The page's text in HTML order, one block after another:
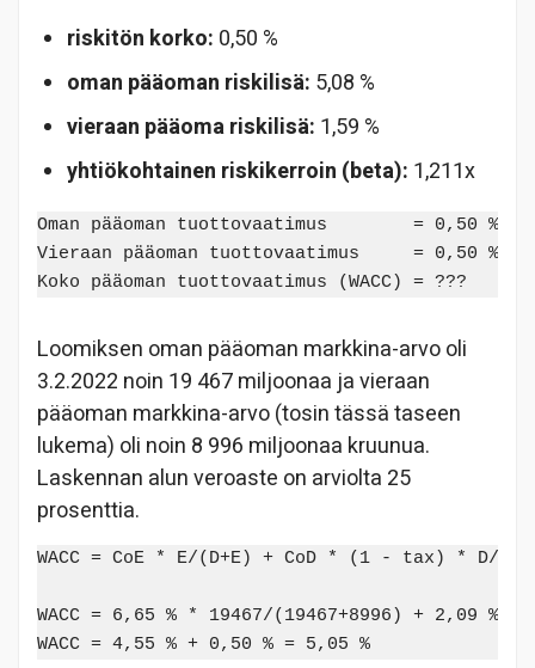
riskitön korko: 0,50 %
oman pääoman riskilisä: 5,08 %
vieraan pääoma riskilisä: 1,59 %
yhtiökohtainen riskikerroin (beta): 1,211x
Oman pääoman tuottovaatimus        = 0,50 % +
Vieraan pääoman tuottovaatimus     = 0,50 %
Loomiksen oman pääoman markkina-arvo oli
3.2.2022 noin 19 467 miljoonaa ja vieraan
pääoman markkina-arvo (tosin tässä taseen
lukema) oli noin 8 996 miljoonaa kruunua.
Laskennan alun veroaste on arviolta 25
prosenttia.
WACC = CoE * E/(D+E) + CoD * (1 - tax) * D/
WACC = 6,65 % * 19467/(19467+8996) + 2,09